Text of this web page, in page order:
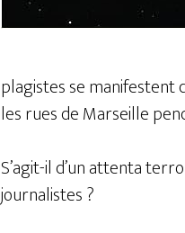
plagistes se manifestent
les rues de Marseille
S’agit-il d’un attenta
journalistes ?